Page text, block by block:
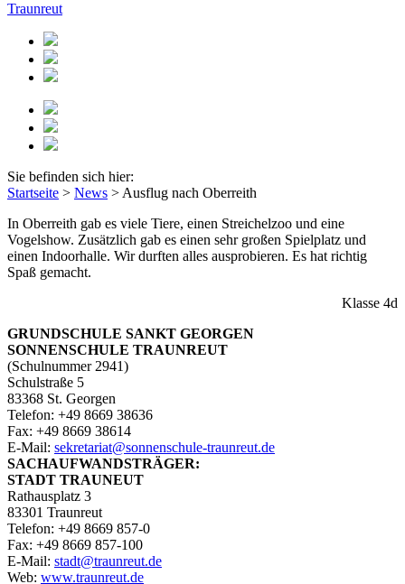
Traunreut
Sie befinden sich hier:
Startseite > News > Ausflug nach Oberreith
In Oberreith gab es viele Tiere, einen Streichelzoo und eine
Vogelshow. Zusätzlich gab es einen sehr großen Spielplatz und
einen Indoorhalle. Wir durften alles ausprobieren. Es hat richtig
Spaß gemacht.
Klasse 4d
GRUNDSCHULE SANKT GEORGEN
SONNENSCHULE TRAUNREUT
(Schulnummer 2941)
Schulstraße 5
83368 St. Georgen
Telefon: +49 8669 38636
Fax: +49 8669 38614
E‑Mail: sekretariat@sonnenschule-traunreut.de
SACHAUFWANDSTRÄGER:
STADT TRAUNEUT
Rathausplatz 3
83301 Traunreut
Telefon: +49 8669 857-0
Fax: +49 8669 857-100
E‑Mail: stadt@traunreut.de
Web: www.traunreut.de